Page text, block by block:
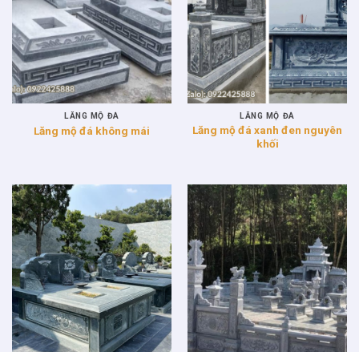
LĂNG MỘ ĐÁ
Lăng mộ đá không mái
LĂNG MỘ ĐÁ
Lăng mộ đá xanh đen nguyên
khối